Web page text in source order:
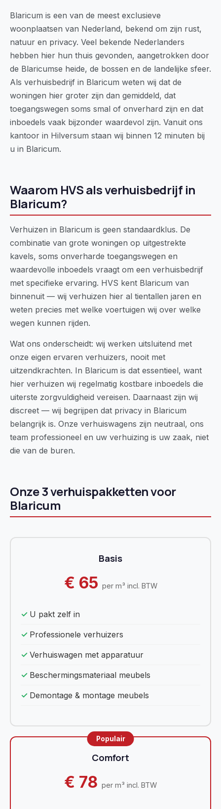
Blaricum is een van de meest exclusieve
woonplaatsen van Nederland, bekend om zijn rust,
natuur en privacy. Veel bekende Nederlanders
hebben hier hun thuis gevonden, aangetrokken door
de Blaricumse heide, de bossen en de landelijke sfeer.
Als verhuisbedrijf in Blaricum weten wij dat de
woningen hier groter zijn dan gemiddeld, dat
toegangswegen soms smal of onverhard zijn en dat
inboedels vaak bijzonder waardevol zijn. Vanuit ons
kantoor in Hilversum staan wij binnen 12 minuten bij
u in Blaricum.
Waarom HVS als verhuisbedrijf in
Blaricum?
Verhuizen in Blaricum is geen standaardklus. De
combinatie van grote woningen op uitgestrekte
kavels, soms onverharde toegangswegen en
waardevolle inboedels vraagt om een verhuisbedrijf
met specifieke ervaring. HVS kent Blaricum van
binnenuit — wij verhuizen hier al tientallen jaren en
weten precies met welke voertuigen wij over welke
wegen kunnen rijden.
Wat ons onderscheidt: wij werken uitsluitend met
onze eigen ervaren verhuizers, nooit met
uitzendkrachten. In Blaricum is dat essentieel, want
hier verhuizen wij regelmatig kostbare inboedels die
uiterste zorgvuldigheid vereisen. Daarnaast zijn wij
discreet — wij begrijpen dat privacy in Blaricum
belangrijk is. Onze verhuiswagens zijn neutraal, ons
team professioneel en uw verhuizing is uw zaak, niet
die van de buren.
Onze 3 verhuispakketten voor
Blaricum
Basis
€ 65 per m³ incl. BTW
U pakt zelf in
Professionele verhuizers
Verhuiswagen met apparatuur
Beschermingsmateriaal meubels
Demontage & montage meubels
Comfort
€ 78 per m³ incl. BTW